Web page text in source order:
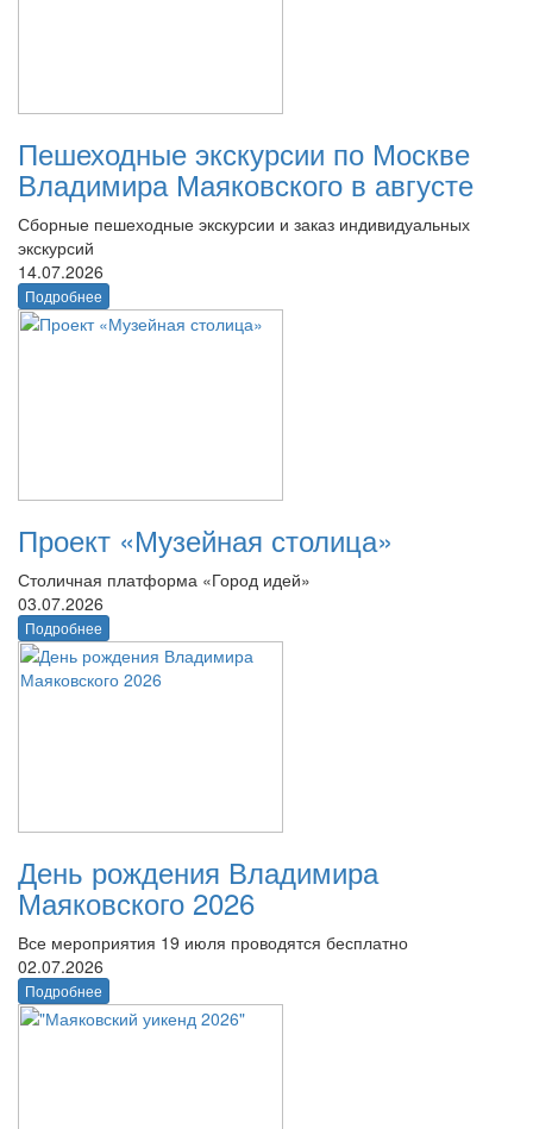
Пешеходные экскурсии по Москве
Владимира Маяковского в августе
Сборные пешеходные экскурсии и заказ индивидуальных
экскурсий
14.07.2026
Подробнее
Проект «Музейная столица»
Столичная платформа «Город идей»
03.07.2026
Подробнее
День рождения Владимира
Маяковского 2026
Все мероприятия 19 июля проводятся бесплатно
02.07.2026
Подробнее